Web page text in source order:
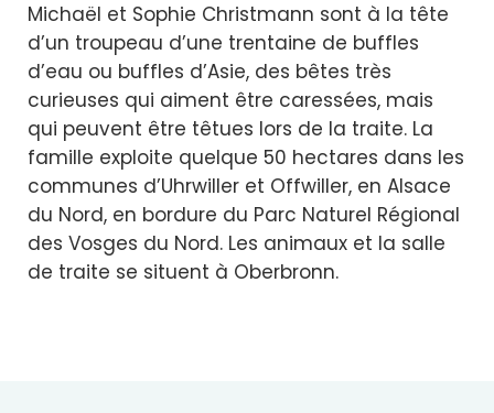
Michaël et Sophie Christmann sont à la tête
d’un troupeau d’une trentaine de buffles
d’eau ou buffles d’Asie, des bêtes très
curieuses qui aiment être caressées, mais
qui peuvent être têtues lors de la traite. La
famille exploite quelque 50 hectares dans les
communes d’Uhrwiller et Offwiller, en Alsace
du Nord, en bordure du Parc Naturel Régional
des Vosges du Nord. Les animaux et la salle
de traite se situent à Oberbronn.